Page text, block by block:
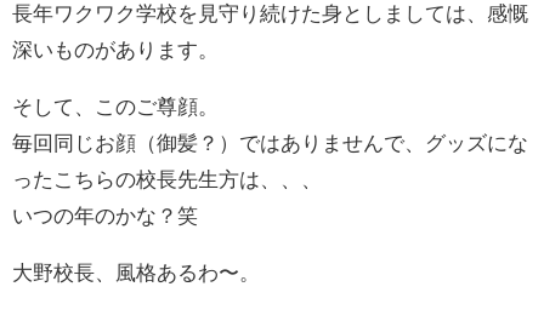
長年ワクワク学校を見守り続けた身としましては、感慨
深いものがあります。
そして、このご尊顔。
毎回同じお顔（御髪？）ではありませんで、グッズにな
ったこちらの校長先生方は、、、
いつの年のかな？笑
大野校長、風格あるわ〜。